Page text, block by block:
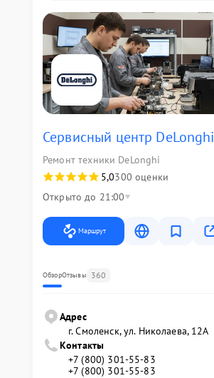
Сервисный центр DeLonghi
Ремонт техники DeLonghi
5,0300 оценки
Открыто до 21:00
Маршрут
ОбзорОтзывы 360
Адрес
г. Смоленск, ул. Николаева, 12А
Контакты
+7 (800) 301-55-83
+7 (800) 301-55-83